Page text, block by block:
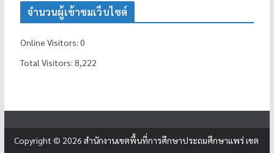
จำนวนผู้เข้าชมเว็บไซต์
Online Visitors: 0
Total Visitors: 8,222
Copyright © 2026 สำนักงานเขตพื้นที่การศึกษาประถมศึกษาแพร่ เขต